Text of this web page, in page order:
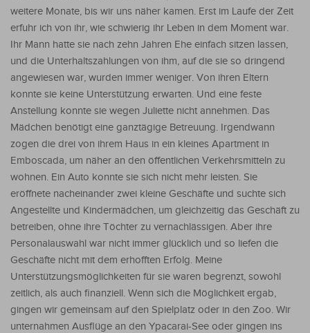
weitere Monate, bis wir uns näher kamen. Erst im Laufe der Zeit
erfuhr ich von ihr, wie schwierig ihr Leben in dem Moment war.
Ihr Mann hatte sie nach zehn Jahren Ehe einfach sitzen lassen,
und die Unterhaltszahlungen von ihm, auf die sie so dringend
angewiesen war, wurden immer weniger. Von ihren Eltern
konnte sie keine Unterstützung erwarten. Und eine feste
Anstellung konnte sie wegen Juliette nicht annehmen. Das
Mädchen benötigt eine ganztägige Betreuung. Irgendwann
zogen die drei von ihrem Haus in ein kleines Apartment in
Emboscada, um näher an den öffentlichen Verkehrsmitteln zu
wohnen. Ein Auto konnte sie sich nicht mehr leisten. Sie
eröffnete nacheinander zwei kleine Geschäfte und suchte sich
Angestellte und Kindermädchen, um gleichzeitig das Geschäft zu
betreiben, ohne ihre Töchter zu vernachlässigen. Aber ihre
Personalauswahl war nicht immer glücklich und so liefen die
Geschäfte nicht mit dem erhofften Erfolg. Meine
Unterstützungsmöglichkeiten für sie waren begrenzt, sowohl
zeitlich, als auch finanziell. Wenn sich die Möglichkeit ergab,
gingen wir gemeinsam auf den Spielplatz oder in den Zoo. Wir
unternahmen Ausflüge an den Ypacarai-See oder gingen ins